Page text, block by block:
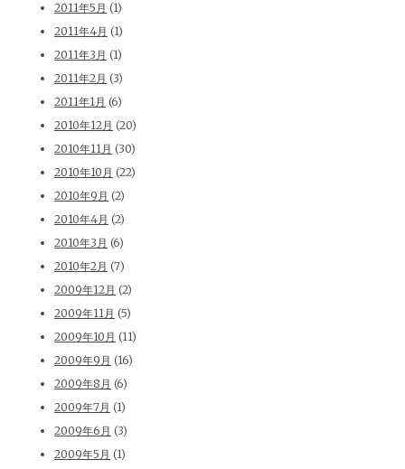
2011年5月 (1)
2011年4月 (1)
2011年3月 (1)
2011年2月 (3)
2011年1月 (6)
2010年12月 (20)
2010年11月 (30)
2010年10月 (22)
2010年9月 (2)
2010年4月 (2)
2010年3月 (6)
2010年2月 (7)
2009年12月 (2)
2009年11月 (5)
2009年10月 (11)
2009年9月 (16)
2009年8月 (6)
2009年7月 (1)
2009年6月 (3)
2009年5月 (1)